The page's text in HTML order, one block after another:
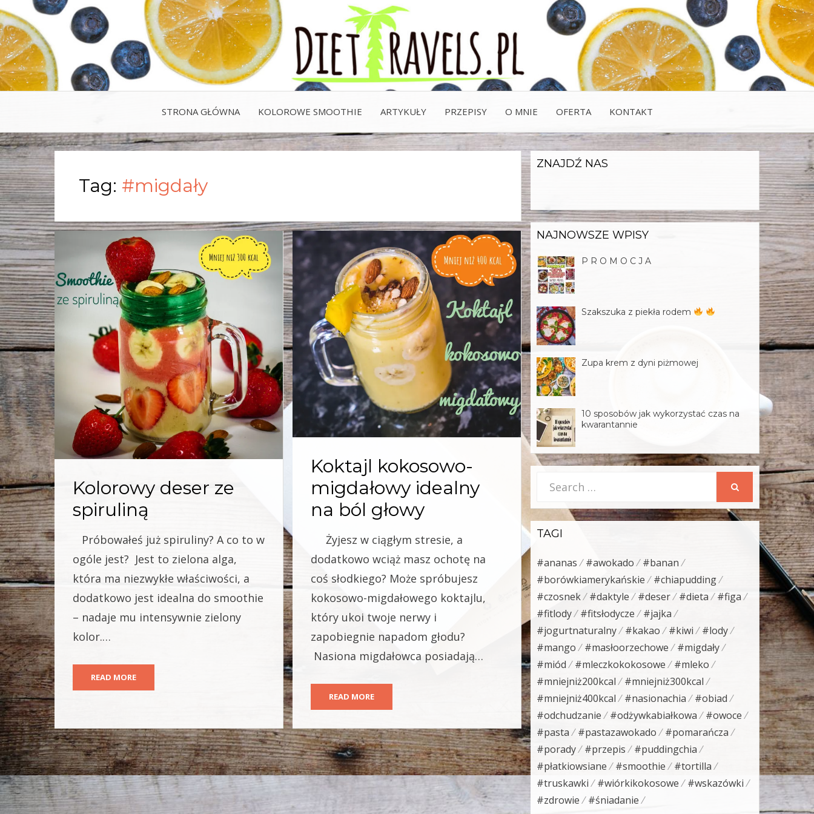
DIETTRAVELS.PL
Po pierwsze dieta to nie katowanie się niskokalorycznymi posiłkami za którymi nie
przepadamy, a sposób żywienia, uwzględniający ilość i jakość spożywanych pokarmów.
Najlepiej jeść rzeczy zdrowe i te które…
STRONA GŁÓWNA KOLOROWE SMOOTHIE ARTYKUŁY PRZEPISY O MNIE OFERTA KONTAKT
Tag: #migdały
Kolorowy deser ze
spiruliną
Próbowałeś już spiruliny? A co to w
ogóle jest? Jest to zielona alga,
która ma niezwykłe właściwości, a
dodatkowo jest idealna do smoothie
– nadaje mu intensywnie zielony
kolor.…
READ MORE
Koktajl kokosowo-
migdałowy idealny
na ból głowy
Żyjesz w ciągłym stresie, a
dodatkowo wciąż masz ochotę na
coś słodkiego? Może spróbujesz
kokosowo-migdałowego koktajlu,
który ukoi twoje nerwy i
zapobiegnie napadom głodu?
Nasiona migdałowca posiadają…
READ MORE
ZNAJDŹ NAS
NAJNOWSZE WPISY
P R O M O C J A
Szakszuka z piekła rodem
Zupa krem z dyni piżmowej
10 sposobów jak wykorzystać czas na
kwarantannie
Search
SEARCH
TAGI
#ananas #awokado
#banan
#borówkiamerykańskie
#chiapudding
#czosnek
#daktyle #deser #dieta
#figa
#fitlody
#fitsłodycze
#jajka
#jogurtnaturalny
#kakao #kiwi
#lody
#mango
#masłoorzechowe
#migdały
#miód
#mleczkokokosowe
#mleko
#mniejniż200kcal
#mniejniż300kcal
#mniejniż400kcal
#nasionachia
#obiad
#odchudzanie
#odżywkabiałkowa
#owoce
#pasta
#pastazawokado
#pomarańcza
#porady
#przepis
#puddingchia
#płatkiowsiane
#smoothie
#tortilla
#truskawki
#wiórkikokosowe
#wskazówki
#zdrowie
#śniadanie